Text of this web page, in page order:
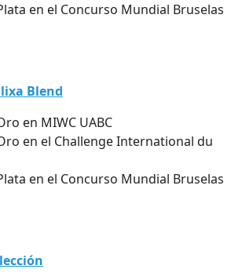
en el Concurso Mundial Bruselas
Blend
en MIWC UABC
en el Challenge International du
en el Concurso Mundial Bruselas